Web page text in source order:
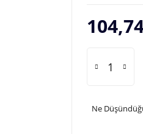
Ne